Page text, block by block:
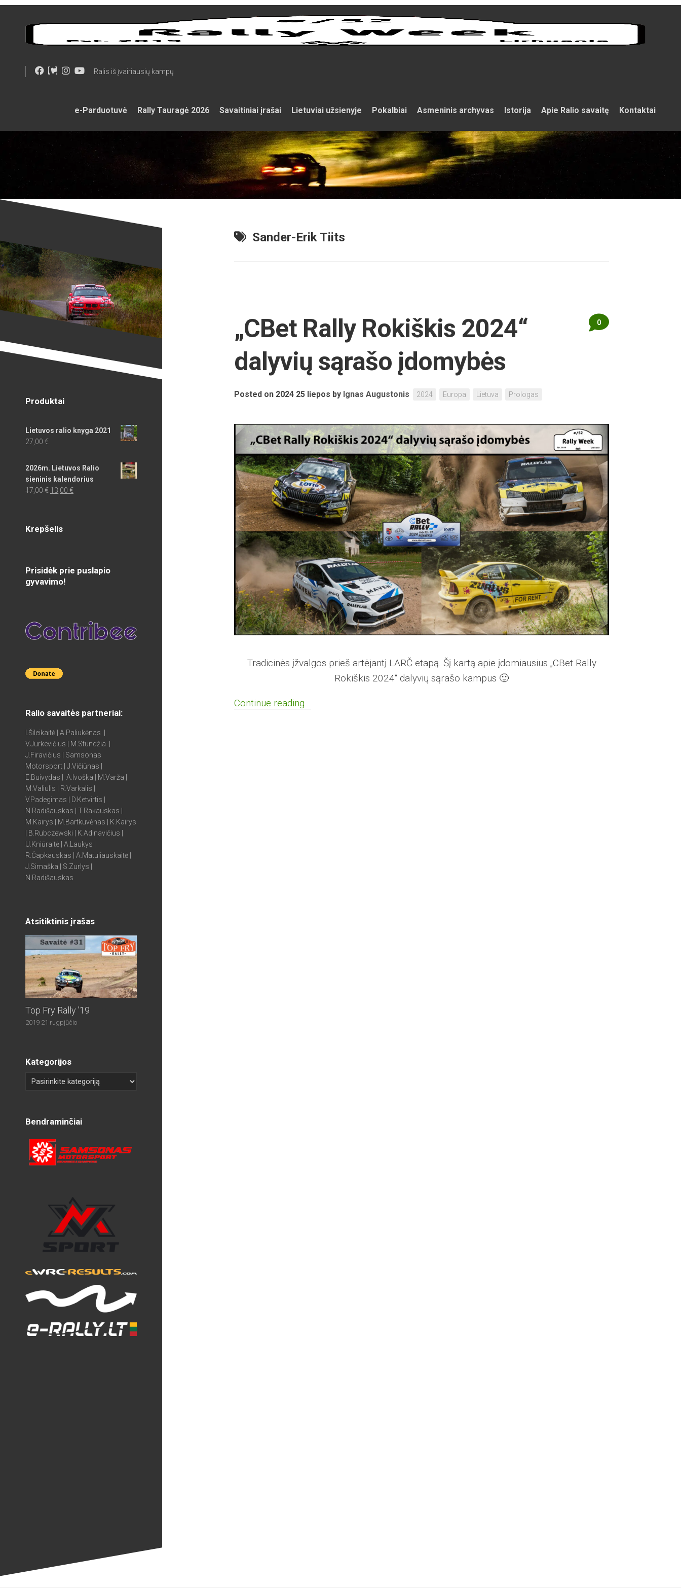
Skip
content
Ralis iš įvairiausių kampų
e-Parduotuvė Rally Tauragė 2026 Savaitiniai įrašai Lietuviai užsienyje Pokalbiai Asmeninis archyvas Istorija Apie Ralio savaitę Kontaktai
Sander-Erik Tiits
„CBet Rally Rokiškis 2024“
dalyvių sąrašo įdomybės
Posted on 2024 25 liepos by Ignas Augustonis 2024 Europa Lietuva Prologas
0
Tradicinės įžvalgos prieš artėjantį LARČ etapą. Šį kartą apie įdomiausius „CBet Rally
Rokiškis 2024“ dalyvių sąrašo kampus 🙂
Continue reading…
Produktai
Lietuvos ralio knyga 2021
27,00 €
2026m. Lietuvos Ralio
sieninis kalendorius
17,00€ Original
13,00 €Current
Krepšelis
Prisidėk prie puslapio
gyvavimo!
Ralio savaitės partneriai:
I.Šileikaitė | A.Paliukėnas |
V.Jurkevičius | M.Stundžia |
J.Firavičius | Samsonas
Motorsport | J.Vičiūnas |
E.Buivydas | A.Ivoška | M.Varža |
M.Valiulis | R.Varkalis |
V.Padegimas | D.Ketvirtis |
N.Radišauskas | T.Rakauskas |
M.Kairys | M.Bartkuvėnas | K.Kairys
| B.Rubczewski | K.Adinavičius |
U.Kniūraitė | A.Laukys |
R.Čapkauskas | A.Matuliauskaitė |
J.Simaška | S.Zurlys |
N.Radišauskas
Atsitiktinis įrašas
Top Fry Rally ’19
2019 21 rugpjūčio
Kategorijos
Bendraminčiai